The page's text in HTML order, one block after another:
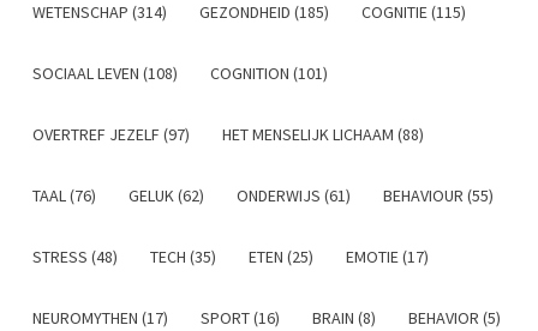
WETENSCHAP (314) GEZONDHEID (185) COGNITIE (115)
SOCIAAL LEVEN (108) COGNITION (101)
OVERTREF JEZELF (97) HET MENSELIJK LICHAAM (88)
TAAL (76) GELUK (62) ONDERWIJS (61) BEHAVIOUR (55)
STRESS (48) TECH (35) ETEN (25) EMOTIE (17)
NEUROMYTHEN (17) SPORT (16) BRAIN (8) BEHAVIOR (5)